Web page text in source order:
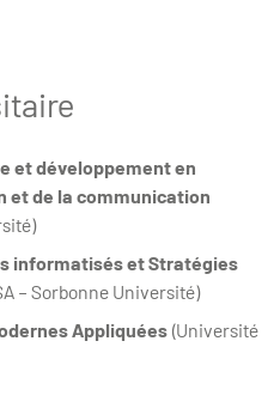
et développement en
et de la communication
informatisés et Stratégies
– Sorbonne Université)
Appliquées (Université